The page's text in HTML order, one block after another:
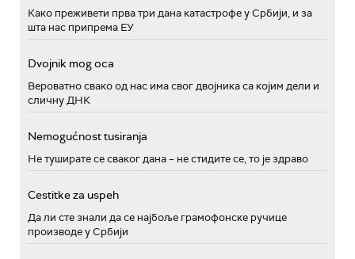
Како преживети прва три дана катастрофе у Србији, и за
шта нас припрема ЕУ
Dvojnik mog oca
Вероватно свако од нас има свог двојника са којим дели и
сличну ДНК
Nemogućnost tusiranja
Не туширате се сваког дана – не стидите се, то је здраво
Cestitke za uspeh
Да ли сте знали да се најбоље грамофонске ручице
производе у Србији